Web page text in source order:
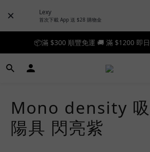
Lexy
首次下載 App 送 $28 購物金
📦滿 $300 順豐免運 🚚 滿 $1200 即
📦滿 $300 順豐免運 🚚 滿 $1200 即
🎉 新人首單享 88 折，快來領券
Mono density
陽具 閃亮紫